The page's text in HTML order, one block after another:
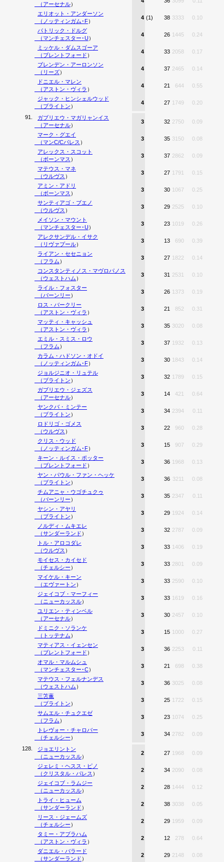
（アーセナル）
エリオット・アンダーソン
（ ノッティンガム･F）
4 (1) 38 3333 0.10
パトリック・ドルグ
（マンチェスター･U）
4 26 1445 0.24
ミッケル・ダムスゴーア
（ブレントフォード）
4 33 2058 0.17
ブレンデン・アーロンソン
（ リーズ）
4 37 2465 0.14
ドニエル・マレン
（アストン・ヴィラ ）
4 21 644 0.55
ジャック・ヒンシェルウッド
（ブライトン）
4 27 1749 0.20
91.
ガブリエウ・マガリャンイス
（アーセナル）
3 32 2750 0.09
マーク・グエイ
（マンC/Cパレス ）
3 35 3150 0.08
アレックス・スコット
（ボーンマス ）
3 37 2862 0.09
マテウス・マネ
（ウルヴス ）
3 27 1791 0.15
アミン・アドリ
（ボーンマス ）
3 30 1067 0.25
サンティアゴ・ブエノ
（ウルヴス ）
3 29 2525 0.10
メイソン・マウント
（マンチェスター･U）
3 23 1019 0.26
アレクサンデル・イサク
（ リヴァプール）
3 13 690 0.39
ライアン・セセニョン
（フラム）
3 27 1822 0.14
コンスタンティノス・マヴロパノス
（ウェストハム）
3 31 2531 0.10
ライル・フォスター
（バーンリー）
3 26 1373 0.19
ロス・バークリー
（アストン・ヴィラ ）
3 21 852 0.31
マッティ・キャッシュ
（アストン・ヴィラ ）
3 35 3020 0.08
エミル・スミス・ロウ
（フラム）
3 37 1932 0.13
カラム・ハドソン・オドイ
（ ノッティンガム･F）
3 30 1843 0.14
ジョルジニオ・リュテル
（ブライトン）
3 32 1789 0.15
ガブリエウ・ジェズス
（アーセナル）
3 14 421 0.64
ヤンクバ・ミンテー
（ブライトン）
3 34 2394 0.11
ロドリゴ・ゴメス
（ウルヴス ）
3 22 960 0.28
クリス・ウッド
（ ノッティンガム･F）
3 15 907 0.29
キーン・ルイス・ポッター
（ブレントフォード）
3 36 1968 0.13
ヤン・パウル・ファン・ヘッケ
（ブライトン）
3 36 3211 0.08
チムアニャ・ウゴチュクゥ
（バーンリー）
3 35 2347 0.11
ヤシン・アヤリ
（ブライトン）
3 29 1924 0.14
ノルディ・ムキエレ
（サンダーランド）
3 32 2787 0.09
トル・アロコダレ
（ウルヴス ）
3 33 1406 0.19
モイセス・カイセド
（チェルシー）
3 33 2801 0.09
マイケル・キーン
（エヴァートン）
3 33 2590 0.10
ジェイコブ・マーフィー
（ ニューカッスル）
3 33 1619 0.16
ユリエン・ティンベル
（アーセナル）
3 30 2457 0.10
ドミニク・ソランケ
（ トッテナム）
3 15 1000 0.27
マティアス・イェンセン
（ブレントフォード）
3 36 2253 0.11
オマル・マルムシュ
（マンチェスター･C）
3 21 698 0.38
マテウス・フェルナンデス
（ウェストハム）
3 36 3025 0.08
三笘薫
（ブライトン）
3 25 1722 0.15
サムエル・チュクエゼ
（フラム）
3 23 1074 0.25
トレヴォー・チャロバー
（チェルシー）
3 34 2782 0.09
128.
ジョエリントン
（ ニューカッスル）
2 27 1968 0.09
ジェレミ・ヘスス・ピノ
（クリスタル・パレス ）
2 34 2090 0.08
ジェイコブ・ラムジー
（ ニューカッスル）
2 28 1444 0.12
トライ・ヒューム
（サンダーランド）
2 38 3038 0.05
リース・ジェームズ
（チェルシー）
2 29 1959 0.09
タミー・アブラハム
（アストン・ヴィラ ）
2 12 278 0.64
ダニエル・バラード
（サンダーランド）
2 29 2148 0.08